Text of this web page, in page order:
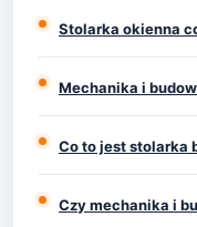
Stolarka okienna
Mechanika i
Co to jest stolarka
Czy mechanika i